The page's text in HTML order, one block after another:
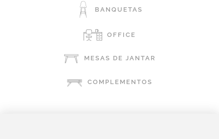
BANQUETAS
OFFICE
MESAS DE JANTAR
COMPLEMENTOS